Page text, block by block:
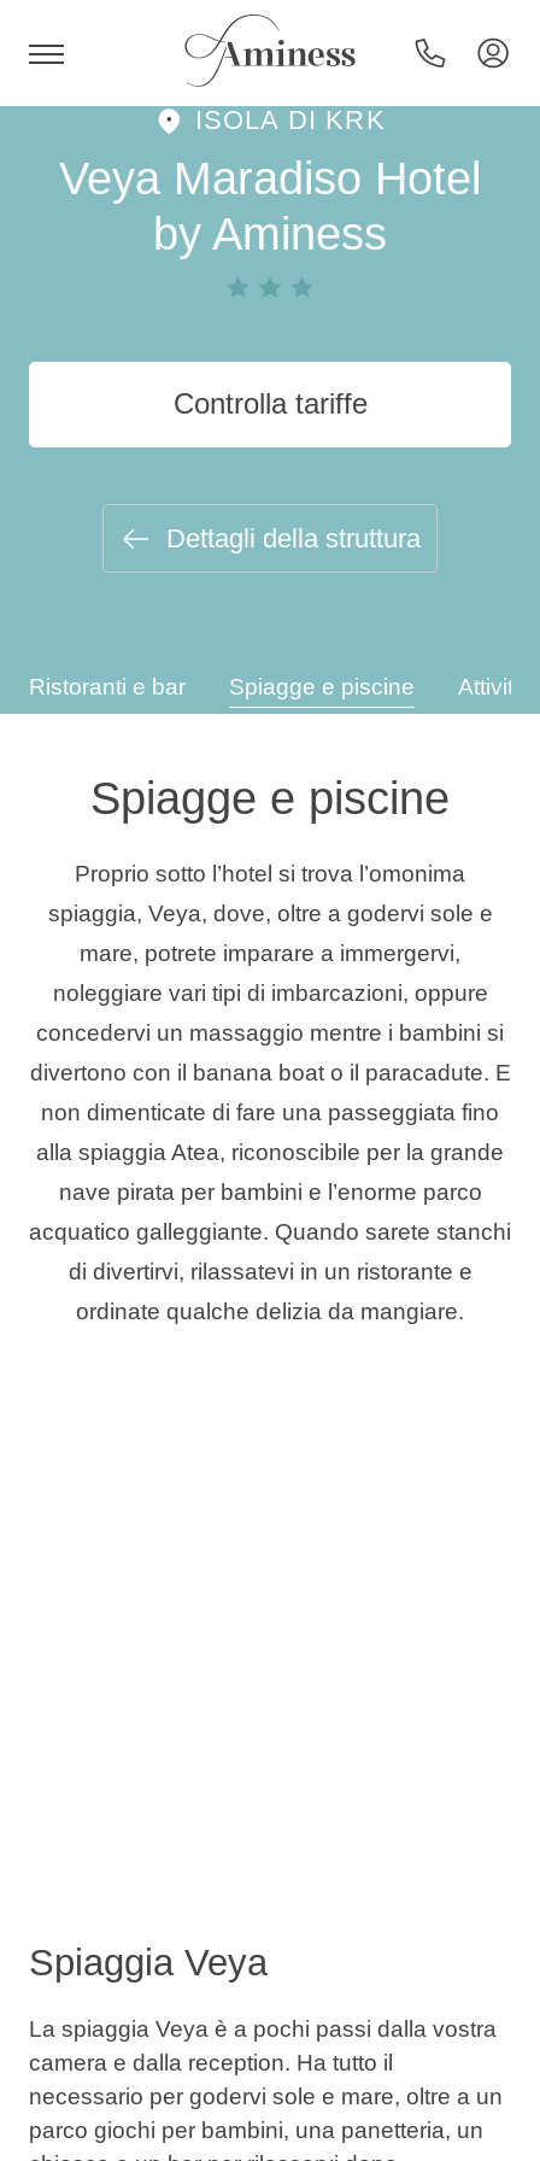
Hotel e resort
Campeggi
Destinazioni
Tipi di vacanza
Marchi
ISOLA DI KRK
Veya Maradiso Hotel
by Aminess
Controlla tariffe
Dettagli della struttura
Ristoranti e bar Spiagge e piscine Attività
Spiagge e piscine
Proprio sotto l’hotel si trova l’omonima
spiaggia, Veya, dove, oltre a godervi sole e
mare, potrete imparare a immergervi,
noleggiare vari tipi di imbarcazioni, oppure
concedervi un massaggio mentre i bambini si
divertono con il banana boat o il paracadute. E
non dimenticate di fare una passeggiata fino
alla spiaggia Atea, riconoscibile per la grande
nave pirata per bambini e l’enorme parco
acquatico galleggiante. Quando sarete stanchi
di divertirvi, rilassatevi in un ristorante e
ordinate qualche delizia da mangiare.
Spiaggia Veya
La spiaggia Veya è a pochi passi dalla vostra
camera e dalla reception. Ha tutto il
necessario per godervi sole e mare, oltre a un
parco giochi per bambini, una panetteria, un